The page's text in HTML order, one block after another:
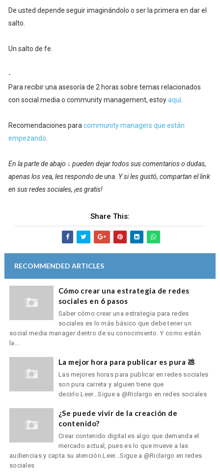
De usted depende seguir imaginándolo o ser la primera en dar el
salto.
Un salto de fe.
-
Para recibir una asesoría de 2 horas sobre temas relacionados
con social media o community management, estoyaquí.
Recomendaciones paracommunity managers que están
empezando.
En la parte de abajo ↓ pueden dejar todos sus comentarios o dudas,
apenas los vea, les respondo de una. Y si les gustó, compartan el link
en sus redes sociales, ¡es gratis!
Share This:
RECOMMENDED ARTICLES
Cómo crear una estrategia de redes
sociales en 6 pasos
Saber cómo crear una estrategia para redes
sociales es lo más básico que debe tener un
social media manager dentro de su conocimiento. Y como están
la...
La mejor hora para publicar es pura 💩
Las mejores horas para publicar en redes sociales
son pura carreta y alguien tiene que
decirlo.Leer...Sigue a @Riclargo en redes sociales
¿Se puede vivir de la creación de
contenido?
Crear contenido digital es algo que demanda el
mercado actual, pues es lo que mueve a las
audiencias y capta su atención.Leer...Sigue a @Riclargo en redes
sociales